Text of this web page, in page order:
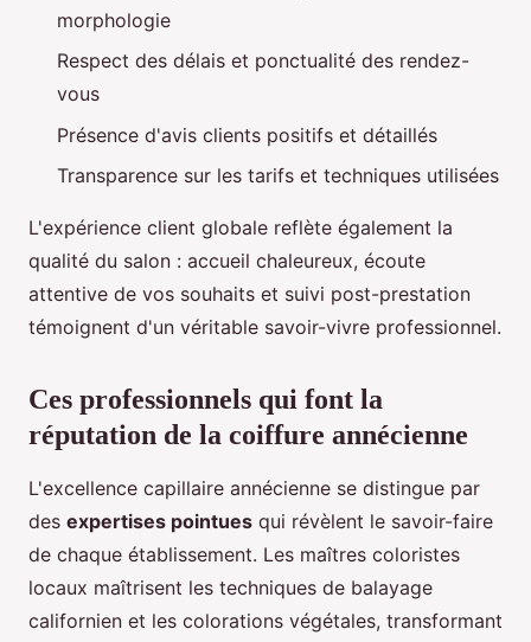
morphologie
Respect des délais et ponctualité des rendez-
vous
Présence d'avis clients positifs et détaillés
Transparence sur les tarifs et techniques utilisées
L'expérience client globale reflète également la
qualité du salon : accueil chaleureux, écoute
attentive de vos souhaits et suivi post-prestation
témoignent d'un véritable savoir-vivre professionnel.
Ces professionnels qui font la
réputation de la coiffure annécienne
L'excellence capillaire annécienne se distingue par
des expertises pointues qui révèlent le savoir-faire
de chaque établissement. Les maîtres coloristes
locaux maîtrisent les techniques de balayage
californien et les colorations végétales, transformant